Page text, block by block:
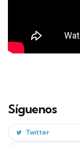
Síguenos
Twitter